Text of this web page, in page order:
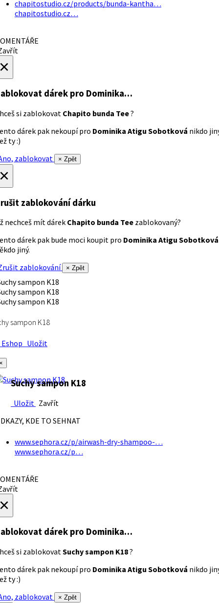
chapitostudio.cz/products/bunda-kantha…
chapitostudio.cz…
dárek pro Dominika…
si zablokovat Chapito bunda Tee?
dárek pak nekoupí pro Dominika Atigu Sobotková nikdo
ty :)
zablokovat
× Zpět
zablokování dárku
nechceš mít dárek Chapito bunda Tee zablokovaný?
dárek pak bude moci koupit pro Dominika Atigu Sobotková
jiný.
zablokování
× Zpět
sampon K18
Uložit
Suchy sampon K18
Uložit Zavřít
KDE TO SEHNAT
www.sephora.cz/p/airwash-dry-shampoo-…
www.sephora.cz/p…
dárek pro Dominika…
si zablokovatSuchy sampon K18?
dárek pak nekoupí pro Dominika Atigu Sobotková nikdo
ty :)
zablokovat
× Zpět